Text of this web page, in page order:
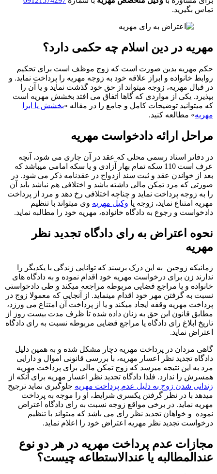
تماس بگیرید.
مهریه در دین اسلام چه حکمی دارد؟
حکم مهریه بدین صورت است که زوج موظف است برای تحکیم
روابط خانواده و ابراز علاقه خود به زوجه مهریه را پرداخت نماید. و
در قبال مهریه، زوجه میتواند از حق خود گذشت نماید و یا آن را
بپذیرد. یکی از مواردی که گاها اتفاق می افتد بخشش مهریه است
که میتوانید توضیحات کامل و جامع را در مقاله «بخشش یا ابرا
مهریه» مطالعه کنید.
مراحل ارائه دادخواست مهریه
در دفاتر اسناد رسمی محلی که عقد در آن جاری می شود، آنچه
عرف است 110 سکه تمام بهار آزادی و یا سکه امامی میباشد که
بعد از خواندن عقد و ثبت سند ازدواج در عقدنامه ذکر می شود. در
صورتی که مرد تمکن مالی داشته باشد و اختلافی هم نباشد باید آن
را به زوجه پرداخت نماید و چناچه اختلافی رخ دهد و مرد از پرداخت
مهریه امتناع نماید، زوجه یا وکیل مهریه وی میتواند با تنظیم
دادخواست و رجوع به دادگاه خانواده، مهریه خود را مطالبه نماید.
نحوه اعتراض به رای دادگاه تجدید نظر
مهریه
زمانیکه زوجین به این درک برسند که توانایی زندگی با یکدیگر را
ندارند زن برای درخواست مهریه خود اقدام نموده و به دادگاه های
خانواده و یا مراجع قضایی مربوطه مراجعه میکند و طی دادخواستی
نسبت به گرفتن مهر خود اقدام مینماید. از آنجایی که معمولا زوج در
پرداخت مهریه وقفه ایجاد میکند و یا از پرداخت آن امتناع می ورزد،
مطابق قانون این حق به زنان داده شده تا ظرف مدت بیست روز از
تاریخ ابلاغ رای دادگاه یا مراجع قضایی مربوطه نسبت به رای دادگاه
اعتراض نماید.
گاهی مردان در پرداخت مهریه دچار مشکل شده و به همین دلیل
دادگاه تجدید نظر اعسار مهریه، با بررسی قانونی اموال و دارایی
مرد به این نتیجه میرسد که زوج تمکن مالی برای پرداخت مهریه
همسرش را ندارد. فلذا دادگاه تجدید نظر اعسار مهریه برای آنکه از
زندانی شدن زوج به دلیل عدم پرداخت مهریه جلوگیری نماید ترجیح
میدهد با در نظر گرفتن یکسری شرایط، او را موجه به پرداخت
مهریه نماید. در برخی مواقع زوجه نسبت به رای دادگاه اعتراض
نموده و خواهان تجدید نظر رای می باشد که میتواند با تنظیم
درخواست تجدید نظر مهریه اعتراض خود را اعلام نماید.
مجازات عدم پرداخت مهریه در هر دو نوع
عندالمطالبه یا عندالاستطاعه چیست؟